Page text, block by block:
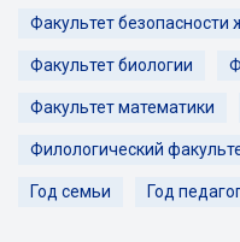
Факультет безопасности
Факультет биологии
Факультет математики
Филологический
Год семьи Год